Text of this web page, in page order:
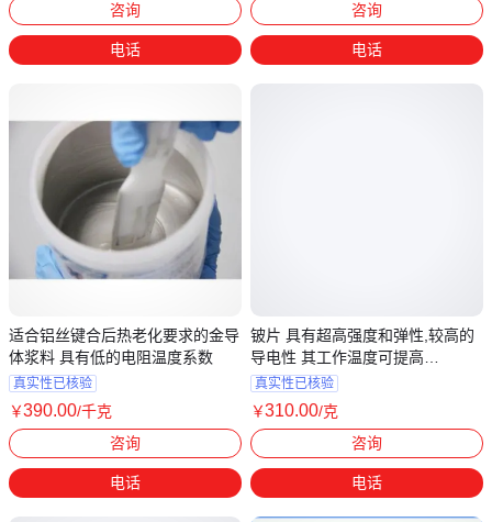
咨询
电话
适合铝丝键合后热老化要求的金导
体浆料 具有低的电阻温度系数
真实性已核验
￥390.00/千克
咨询
电话
咨询
电话
铍片 具有超高强度和弹性,较高的
导电性 其工作温度可提高
250~300℃
真实性已核验
￥310.00/克
咨询
电话